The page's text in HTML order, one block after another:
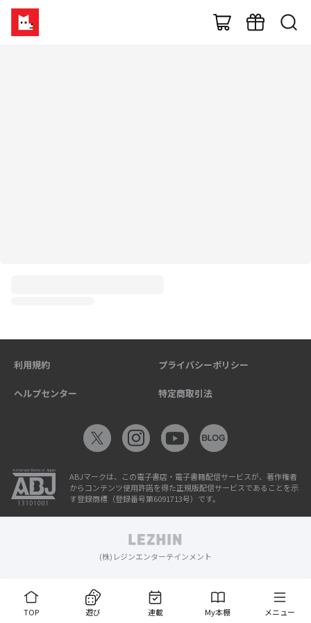
TOP 遊び 連載 My本棚 メニュー
利用規約 プライバシーポリシー
ヘルプセンター 特定商取引法
ABJマークは、この電子書店・電子書籍配信サービスが、著作権者
からコンテンツ使用許諾を得た正規版配信サービスであることを示
す登録商標（登録番号第6091713号）です。
(株)レジンエンターテインメント